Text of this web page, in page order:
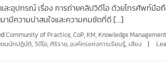
และอุปกรณ์ เรื่อง การถ่ายคลิปวิดีโอ ด้วยโทรศัพท์มื
มีความน่าสนใจและความคมชัดที่ดี […]
Community of Practice,CoP, KM, Knowledge
นนักปฏิบัติ,วิดีโอ, ศิริราช,องค์กรแห่งการเรียนรู้, เสียง